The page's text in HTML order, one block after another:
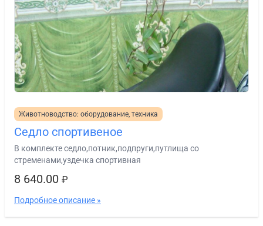
Животноводство: оборудование, техника
Седло спортивеное
В комплекте седло,потник,подпруги,путлища со
стременами,уздечка спортивная
8 640.00 ₽
Подробное описание »